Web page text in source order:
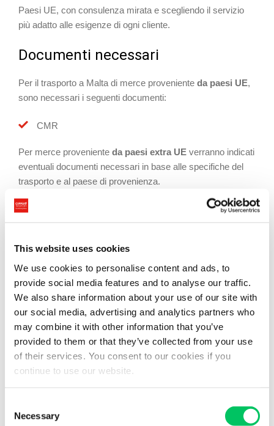
This website uses cookies
We use cookies to personalise content and ads, to
provide social media features and to analyse our traffic.
We also share information about your use of our site with
our social media, advertising and analytics partners who
may combine it with other information that you’ve
provided to them or that they’ve collected from your use
of their services. You consent to our cookies if you
continue to use our website.
Selection
Necessary
Paesi UE, con consulenza mirata e scegliendo il servizio
più adatto alle esigenze di ogni cliente.
Documenti necessari
Per il trasporto a Malta di merce proveniente da paesi UE,
sono necessari i seguenti documenti:
CMR
Per merce proveniente da paesi extra UE verranno indicati
eventuali documenti necessari in base alle specifiche del
trasporto e al paese di provenienza.
Consegna a destino
Servizi disponibili per il trasporto
merci a Malta
Cippà Trasporti garantisce efficienza e risoluzione di ogni
problematica relativa altrasporto merci dall’Italia a Malta
nonché da e verso gli altri paesi UE ed extra UE, offrendo la
possibilità di scegliere la tipologia di trasporto più idonea alle
esigenze del cliente. Dalla modalità senza interruzioni con
una sola presa/consegna, sfruttando ilcarico completo, alla
groupage. E ancora il trasporto di merci pericolose o di